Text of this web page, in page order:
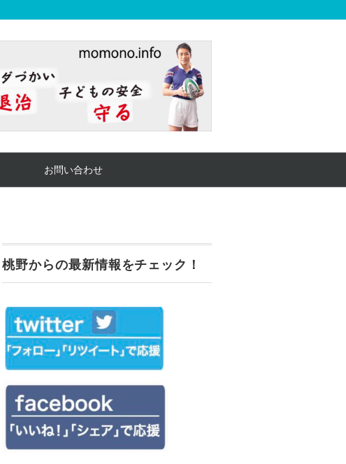
お問い合わせ
桃野からの最新情報をチェック！